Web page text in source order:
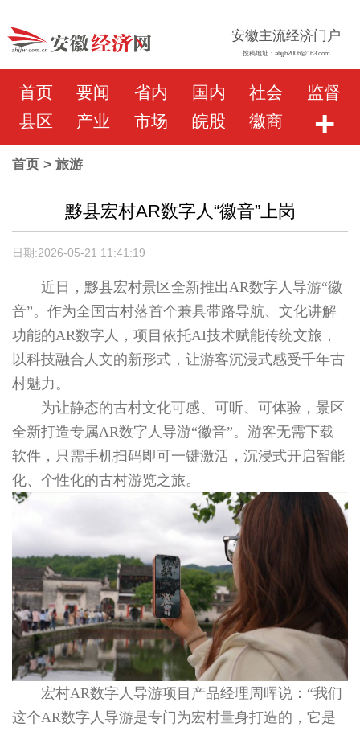
安徽主流经济门户
投稿地址：ahjjb2006@163.com
首页 要闻 省内 国内 社会
监督
县区
产业 市场 皖股 徽商 +
首页> 旅游
黟县宏村AR数字人“徽音”上岗
日期:2026-05-21 11:41:19
近日，黟县宏村景区全新推出AR数字人导游“徽
音”。作为全国古村落首个兼具带路导航、文化讲解
功能的AR数字人，项目依托AI技术赋能传统文旅，
以科技融合人文的新形式，让游客沉浸式感受千年古
村魅力。
为让静态的古村文化可感、可听、可体验，景区
全新打造专属AR数字人导游“徽音”。游客无需下载
软件，只需手机扫码即可一键激活，沉浸式开启智能
化、个性化的古村游览之旅。
宏村AR数字人导游项目产品经理周晖说：“我们
这个AR数字人导游是专门为宏村量身打造的，它是